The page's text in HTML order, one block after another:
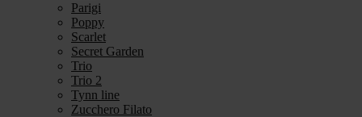
Parigi
Poppy
Scarlet
Secret Garden
Trio
Trio 2
Tynn line
Zucchero Filato